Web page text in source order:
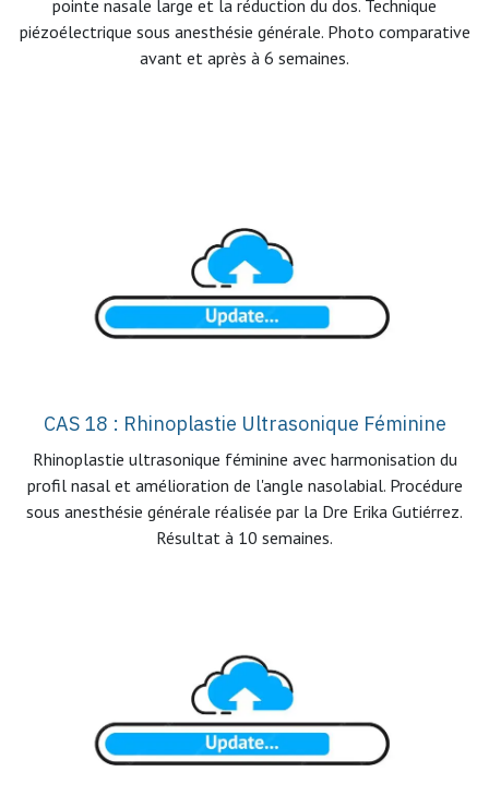
pointe nasale large et la réduction du dos. Technique
piézoélectrique sous anesthésie générale. Photo comparative
avant et après à 6 semaines.
CAS 18 : Rhinoplastie Ultrasonique Féminine
Rhinoplastie ultrasonique féminine avec harmonisation du
profil nasal et amélioration de l'angle nasolabial. Procédure
sous anesthésie générale réalisée par la Dre Erika Gutiérrez.
Résultat à 10 semaines.